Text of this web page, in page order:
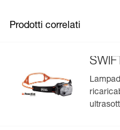
Garanzia : 2 anni o 300
Prodotti correlati